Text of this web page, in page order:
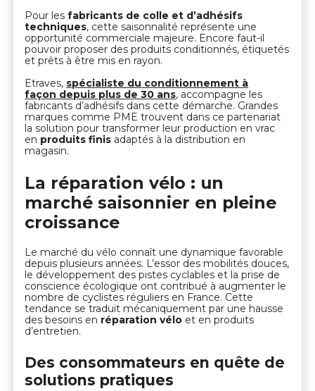
Pour lesfabricants de colle et d’adhésifs
techniques, cette saisonnalité représente une
opportunité commerciale majeure. Encore faut-il
pouvoir proposer des produits conditionnés, étiquetés
et prêts à être mis en rayon.
Etraves, spécialiste du conditionnement à
façon depuis plus de 30 ans, accompagne les
fabricants d’adhésifs dans cette démarche. Grandes
marques comme PME trouvent dans ce partenariat
la solution pour transformer leur production en vrac
en produits finis adaptés à la distribution en
magasin.
La réparation vélo : un
marché saisonnier en pleine
croissance
Le marché du vélo connaît une dynamique favorable
depuis plusieurs années. L’essor des mobilités douces,
le développement des pistes cyclables et la prise de
conscience écologique ont contribué à augmenter le
nombre de cyclistes réguliers en France. Cette
tendance se traduit mécaniquement par une hausse
des besoins en réparation vélo et en produits
d’entretien.
Des consommateurs en quête de
solutions pratiques